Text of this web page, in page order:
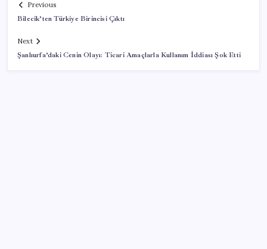
Previous
Bilecik’ten Türkiye Birincisi Çıktı
Next
Şanlıurfa’daki Cenin Olayı: Ticari Amaçlarla Kullanım İddiası Şok Etti